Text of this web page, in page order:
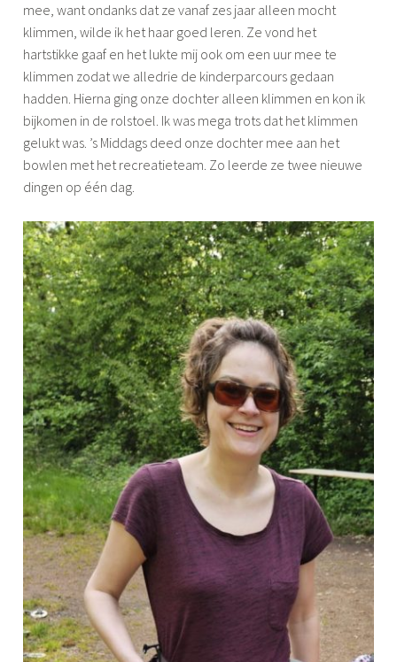
t
i
e
mee, want ondanks dat ze vanaf zes jaar alleen mocht
klimmen, wilde ik het haar goed leren. Ze vond het
hartstikke gaaf en het lukte mij ook om een uur mee te
klimmen zodat we alledrie de kinderparcours gedaan
hadden. Hierna ging onze dochter alleen klimmen en kon ik
bijkomen in de rolstoel. Ik was mega trots dat het klimmen
gelukt was. ’s Middags deed onze dochter mee aan het
bowlen met het recreatieteam. Zo leerde ze twee nieuwe
dingen op één dag.